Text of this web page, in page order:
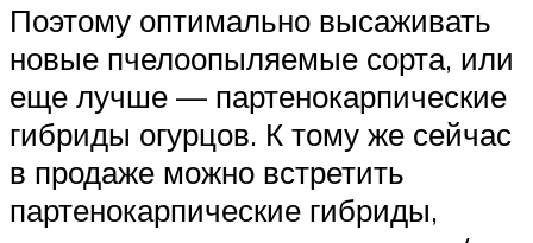
Поэтому оптимально высаживать
новые пчелоопыляемые сорта, или
еще лучше — партенокарпические
гибриды огурцов. К тому же сейчас
в продаже можно встретить
партенокарпические гибриды,